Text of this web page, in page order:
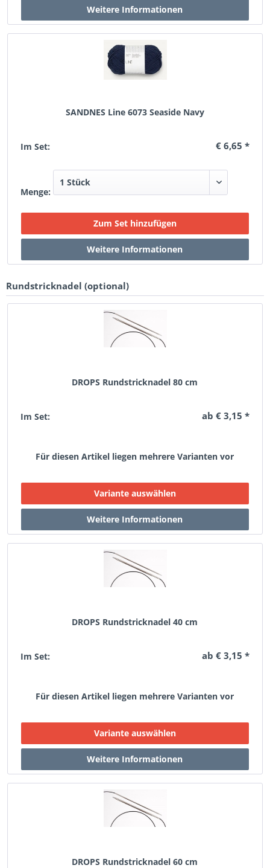
SANDNES Line 6073 Seaside Navy
Im Set: € 6,65 *
Menge:
Rundstricknadel (optional)
DROPS Rundstricknadel 80 cm
Im Set: ab € 3,15 *
Für diesen Artikel liegen mehrere Varianten vor
DROPS Rundstricknadel 40 cm
Im Set: ab € 3,15 *
Für diesen Artikel liegen mehrere Varianten vor
DROPS Rundstricknadel 60 cm